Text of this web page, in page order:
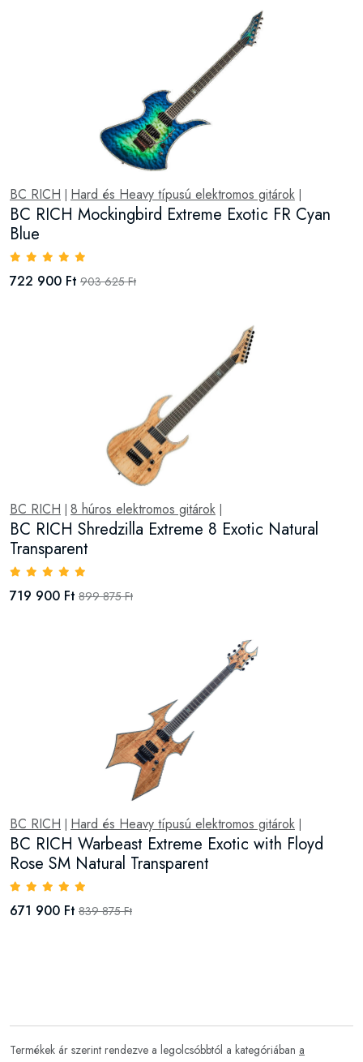
BC RICH Hard és Heavy típusú elektromos gitárok
BC RICH Mockingbird Extreme Exotic FR Cyan
Blue
722 900 Ft 903 625 Ft
BC RICH 8 húros elektromos gitárok
BC RICH Shredzilla Extreme 8 Exotic Natural
Transparent
719 900 Ft 899 875 Ft
BC RICH Hard és Heavy típusú elektromos gitárok
BC RICH Warbeast Extreme Exotic with Floyd
Rose SM Natural Transparent
671 900 Ft 839 875 Ft
Termékek ár szerint rendezve a legolcsóbbtól a kategóriában a